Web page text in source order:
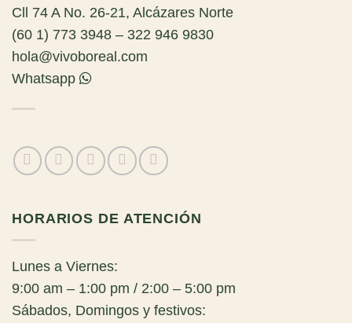
Cll 74 A No. 26-21, Alcázares Norte
(60 1) 773 3948 – 322 946 9830
hola@vivoboreal.com
Whatsapp
HORARIOS DE ATENCIÓN
Lunes a Viernes:
9:00 am – 1:00 pm / 2:00 – 5:00 pm
Sábados, Domingos y festivos: